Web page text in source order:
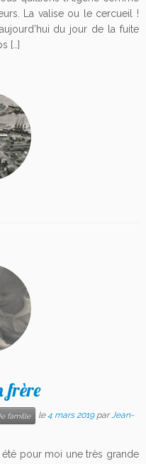
La valise ou le cercueil !
du jour de la fuite
[…]
frère
famille le4 mars 2019 parJean-
été pour moi une très grande